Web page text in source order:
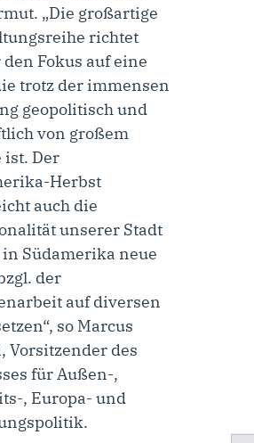
„Die großartige
richtet
Fokus auf eine
trotz der immensen
geopolitisch und
von großem
ist. Der
Herbst
auch die
unserer Stadt
Südamerika neue
der
auf diversen
so Marcus
Vorsitzender des
für Außen-,
, Europa- und